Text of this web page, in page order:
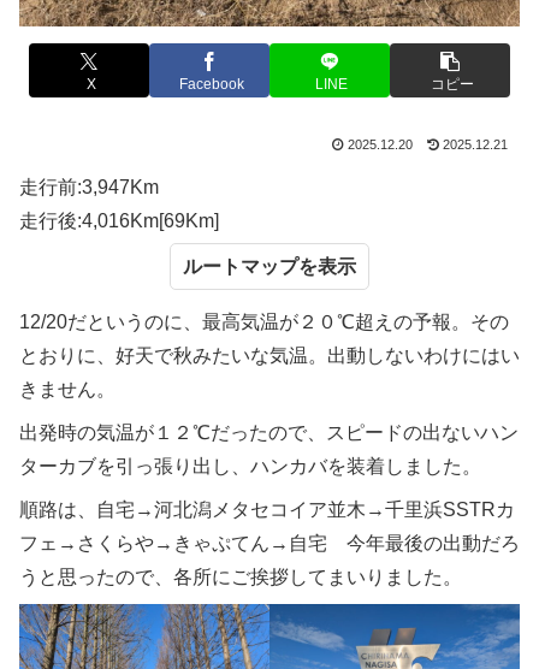
X Facebook LINE コピー
2025.12.20 2025.12.21
走行前:3,947Km
走行後:4,016Km[69Km]
ルートマップ
12/20だというのに、最高気温が２０℃超えの予報。その
とおりに、好天で秋みたいな気温。出動しないわけにはい
きません。
出発時の気温が１２℃だったので、スピードの出ないハン
ターカブを引っ張り出し、ハンカバを装着しました。
順路は、自宅→河北潟メタセコイア並木→千里浜SSTRカ
フェ→さくらや→きゃぷてん→自宅 今年最後の出動だろ
うと思ったので、各所にご挨拶してまいりました。